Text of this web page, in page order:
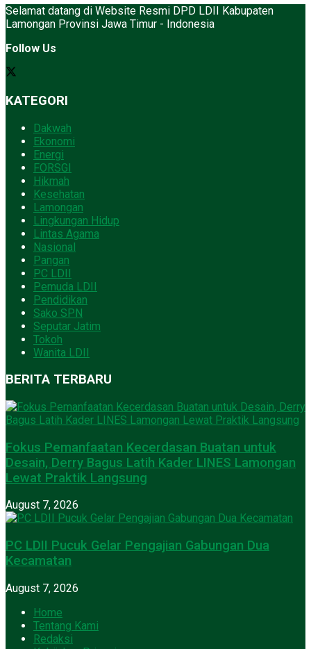
Selamat datang di Website Resmi DPD LDII Kabupaten
Lamongan Provinsi Jawa Timur - Indonesia
Follow Us
KATEGORI
Dakwah
Ekonomi
Energi
FORSGI
Hikmah
Kesehatan
Lamongan
Lingkungan Hidup
Lintas Agama
Nasional
Pangan
PC LDII
Pemuda LDII
Pendidikan
Sako SPN
Seputar Jatim
Tokoh
Wanita LDII
BERITA TERBARU
Fokus Pemanfaatan Kecerdasan Buatan untuk
Desain, Derry Bagus Latih Kader LINES Lamongan
Lewat Praktik Langsung
August 7, 2026
PC LDII Pucuk Gelar Pengajian Gabungan Dua
Kecamatan
August 7, 2026
Home
Tentang Kami
Redaksi